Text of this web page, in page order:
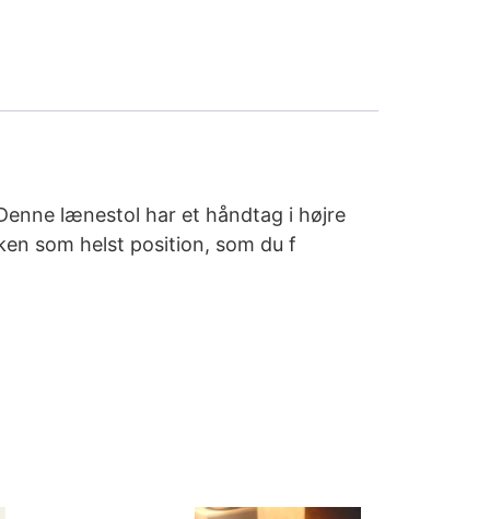
lænestol har et håndtag i højre
som helst position, som du f